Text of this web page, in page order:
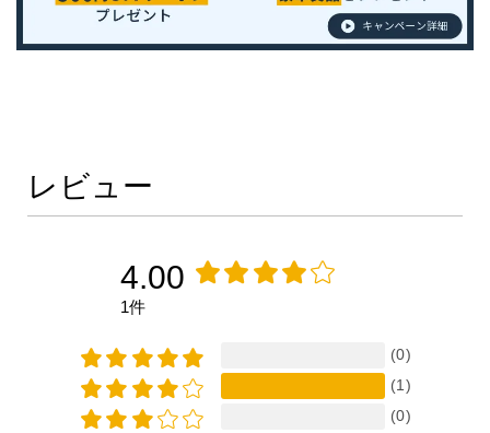
レビュー
4.00
1件
(0)
(1)
(0)